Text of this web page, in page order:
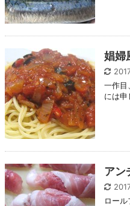
娼婦
一作目
には
アン
ロー